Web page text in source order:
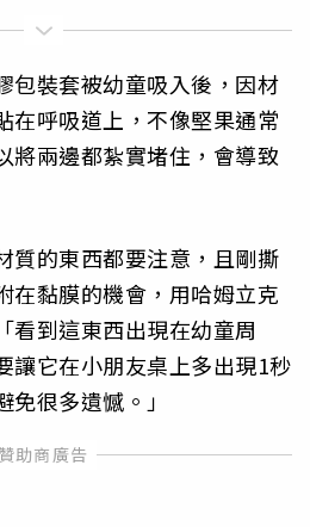
包裝套被幼童吸入後，因材
在呼吸道上，不像堅果通常
將兩邊都紮實堵住，會導致
質的東西都要注意，且剛撕
在黏膜的機會，用哈姆立克
看到這東西出現在幼童周
讓它在小朋友桌上多出現1秒
很多遺憾。」